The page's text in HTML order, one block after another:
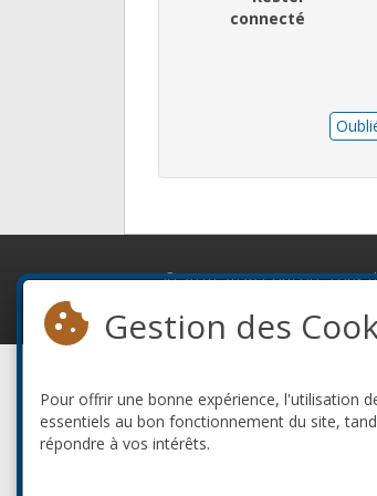
connecté
© 2010-2026 ConFoo. Tous
Gestion des
Pour offrir une bonne expérience, l'utilisation
essentiels au bon fonctionnement du site,
répondre à vos intérêts.